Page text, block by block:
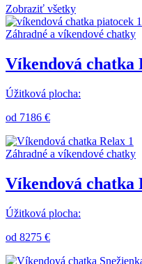
Zobraziť všetky
Záhradné a víkendové chatky
Víkendová chatka
Úžitková plocha:
od 7186 €
Záhradné a víkendové chatky
Víkendová chatka
Úžitková plocha:
od 8275 €